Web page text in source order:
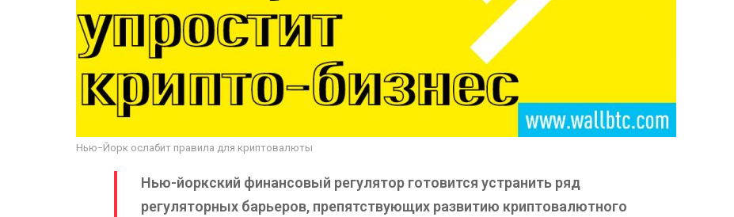
Нью-Йорк ослабит правила для криптовалюты
Нью-йоркский финансовый регулятор готовится устранить ряд
регуляторных барьеров, препятствующих развитию криптовалютного